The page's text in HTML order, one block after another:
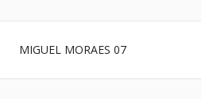
MIGUEL MORAES 07